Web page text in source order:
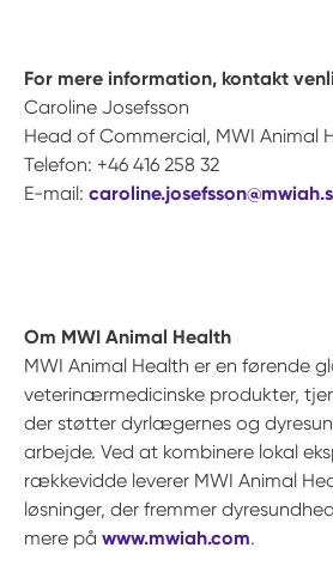
For mere information, kontakt
Caroline Josefsson
Head of Commercial, MWI Animal
Telefon: +46 416 258 32
E-mail:
Om MWI Animal Health
MWI Animal Health er en førende
veterinærmedicinske produkter,
der støtter dyrlægernes og
arbejde. Ved at kombinere lokal
rækkevidde leverer MWI Animal
løsninger, der fremmer
mere på www.mwiah.com.